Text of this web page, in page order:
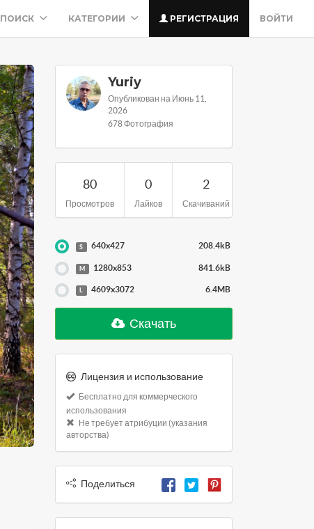
ПОИСК КАТЕГОРИИ РЕГИСТРАЦИЯ ВОЙТИ
Yuriy
Опубликован на Июнь 11,
2026
678 Фотография
80
Просмотров
0
Лайков
2
Скачиваний
S 640x427 208.4kB
M 1280x853 841.6kB
L 4609x3072 6.4MB
Скачать
Лицензия и использование
Бесплатно для коммерческого
использования
Не требует атрибуции (указания
авторства)
Поделиться